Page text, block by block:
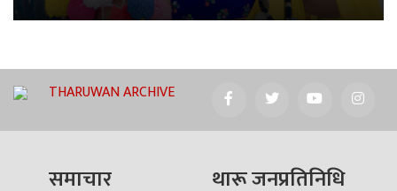
THARUWAN ARCHIVE
समाचार थारू जनप्रतिनिधि